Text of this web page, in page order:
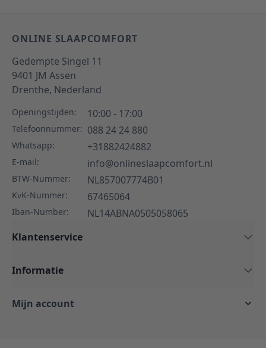
ONLINE SLAAPCOMFORT
Gedempte Singel 11
9401 JM Assen
Drenthe, Nederland
Openingstijden: 10:00 - 17:00
Telefoonnummer: 088 24 24 880
Whatsapp: +31882424882
E-mail: info@onlineslaapcomfort.nl
BTW-Nummer: NL857007774B01
KvK-Nummer: 67465064
Iban-Number:
NL14ABNA0505058065
Klantenservice
Informatie
Mijn account